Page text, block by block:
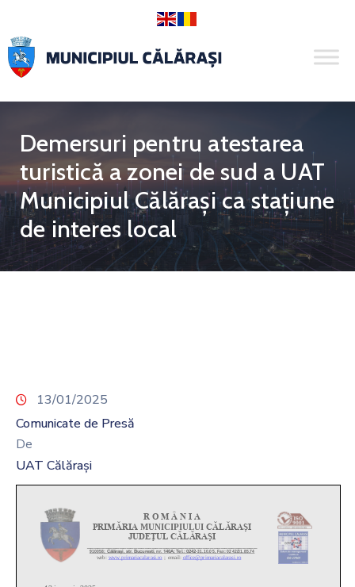
Demersuri pentru atestarea
turistică a zonei de sud a UAT
Municipiul Călărași ca stațiune
de interes local
13/01/2025
Comunicate de Presă
De
UAT Călărași